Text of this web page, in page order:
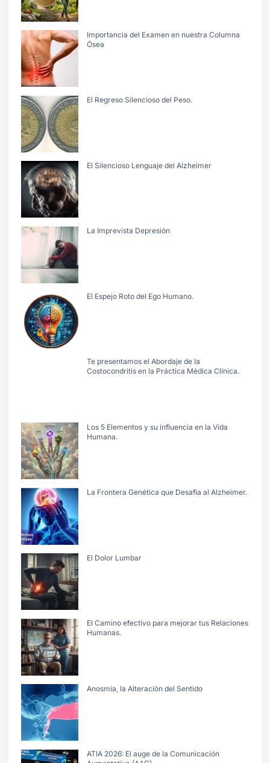
Importancia del Examen en nuestra Columna
Ósea
El Regreso Silencioso del Peso.
El Silencioso Lenguaje del Alzheimer
La Imprevista Depresión
El Espejo Roto del Ego Humano.
Te presentamos el Abordaje de la
Costocondritis en la Práctica Mèdica Clínica.
Los 5 Elementos y su influencia en la Vida
Humana.
La Frontera Genética que Desafía al Alzheimer.
El Dolor Lumbar
El Camino efectivo para mejorar tus Relaciones
Humanas.
Anosmia, la Alteraciòn del Sentido
ATIA 2026: El auge de la Comunicación